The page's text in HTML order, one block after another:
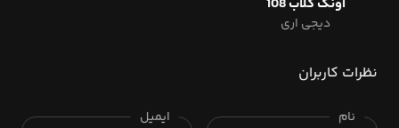
دیجی اری
نظرات کاربران
نام ایمیل